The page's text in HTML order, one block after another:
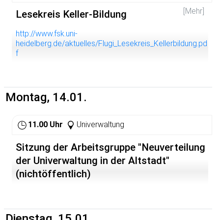
hinweg kommt man schnell und unkompliziert
Lebenserfahrungen können ausgetauscht, nützliche
Tipps weitergegeben werden. Bei jeden Frühstück wird
ein anderes Land bzw. eine Region aus Deutschland
[Mehr]
Lesekreis Keller-Bildung
http://www.fsk.uni-
heidelberg.de/aktuelles/Flugi_Lesekreis_Kellerbildung.pd
f
Montag, 14.01.
11.00 Uhr Univerwaltung
Sitzung der Arbeitsgruppe "Neuverteilung
der Univerwaltung in der Altstadt"
(nichtöffentlich)